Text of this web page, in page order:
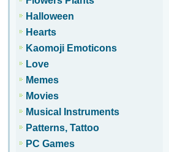
Halloween
Hearts
Kaomoji Emoticons
Love
Memes
Movies
Musical Instruments
Patterns, Tattoo
PC Games